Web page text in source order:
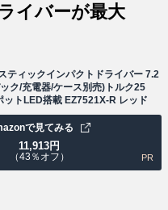
イバーが最大
ティックインパクトドライバー 7.2
ク/充電器/ケース別売)トルク25
ットLED搭載 EZ7521X-R レッド
11,913円
（43％オフ）
で見てみる
PR